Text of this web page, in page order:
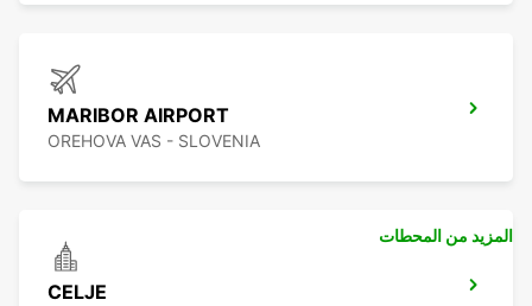
MARIBOR AIRPORT
OREHOVA VAS - SLOVENIA
CELJE
المزيد من المحطات